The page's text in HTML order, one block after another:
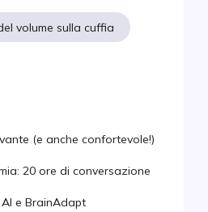
volume sulla cuffia
(e anche confortevole!)
20 ore di conversazione
AI e BrainAdapt